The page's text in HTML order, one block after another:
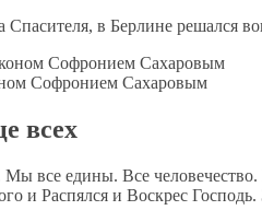
в Берлине решался
Софронием Сахаровым
всех
все едины. Все
и Распялся и Воскрес